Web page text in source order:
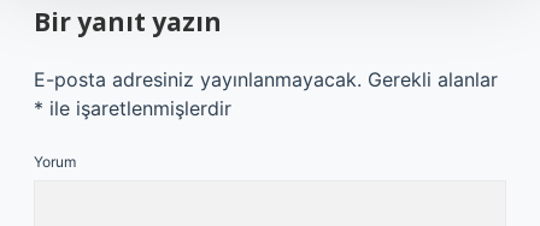
Bir yanıt yazın
E-posta adresiniz yayınlanmayacak. Gerekli alanlar
* ile işaretlenmişlerdir
Yorum